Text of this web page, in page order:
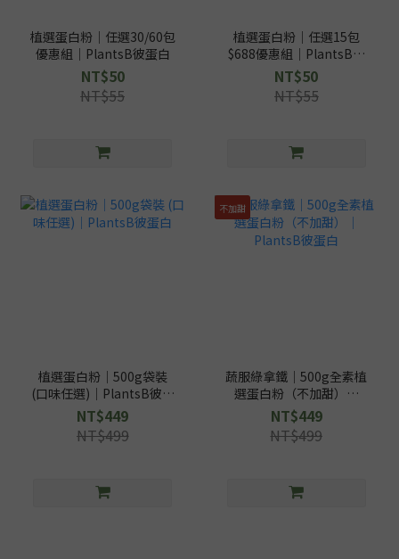
植選蛋白粉｜任選30/60包
優惠組｜PlantsB彼蛋白
NT$50
NT$55
植選蛋白粉｜任選15包
$688優惠組｜PlantsB彼
蛋白
NT$50
NT$55
植選蛋白粉｜500g袋裝
(口味任選)｜PlantsB彼蛋
白
NT$449
NT$499
不加甜
蔬服綠拿鐵｜500g全素植
選蛋白粉（不加甜）｜
PlantsB彼蛋白
NT$449
NT$499